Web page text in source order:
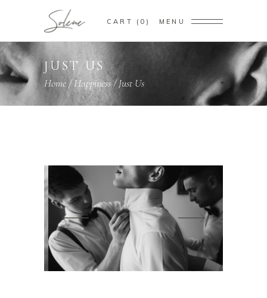
CART 0 MENU
JUST US
Home/Happiness/Just Us